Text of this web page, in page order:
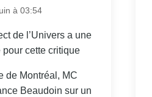
à 03:54
de l’Univers a une
cette critique
de Montréal, MC
Beaudoin sur un